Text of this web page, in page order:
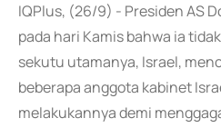
IQPlus, (26/9) - Presiden AS
pada hari Kamis bahwa ia
sekutu utamanya, Israel,
beberapa anggota kabinet
melakukannya demi